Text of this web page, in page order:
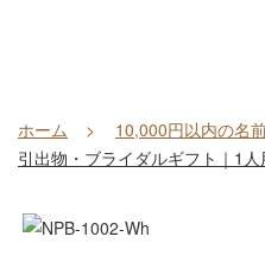
ホーム
10,000円以内の名
引出物・ブライダルギフト｜1